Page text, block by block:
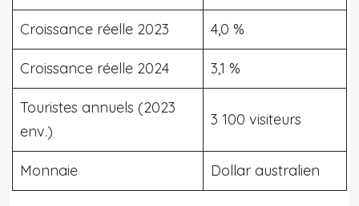
Croissance réelle 2023 4,0 %
Croissance réelle 2024 3,1 %
Touristes annuels (2023
env.)
3 100 visiteurs
Monnaie Dollar australien